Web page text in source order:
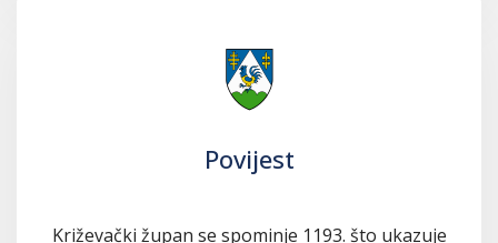
Povijest
Križevački župan se spominje 1193. što ukazuje